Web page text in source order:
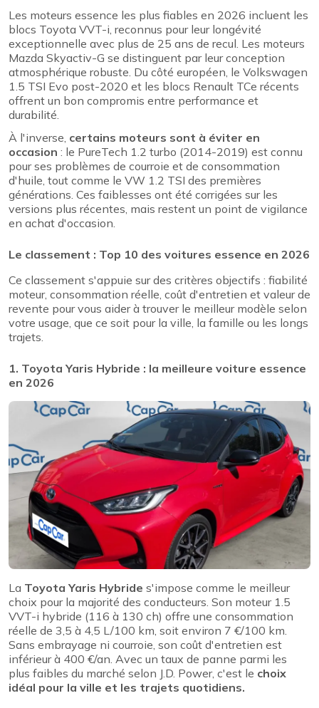
Les moteurs essence les plus fiables en 2026 incluent les
blocs Toyota VVT-i, reconnus pour leur longévité
exceptionnelle avec plus de 25 ans de recul. Les moteurs
Mazda Skyactiv-G se distinguent par leur conception
atmosphérique robuste. Du côté européen, le Volkswagen
1.5 TSI Evo post-2020 et les blocs Renault TCe récents
offrent un bon compromis entre performance et
durabilité.
À l'inverse, certains moteurs sont à éviter en
occasion : le PureTech 1.2 turbo (2014-2019) est connu
pour ses problèmes de courroie et de consommation
d'huile, tout comme le VW 1.2 TSI des premières
générations. Ces faiblesses ont été corrigées sur les
versions plus récentes, mais restent un point de vigilance
en achat d'occasion.
Le classement : Top 10 des voitures essence en 2026
Ce classement s'appuie sur des critères objectifs : fiabilité
moteur, consommation réelle, coût d'entretien et valeur de
revente pour vous aider à trouver le meilleur modèle selon
votre usage, que ce soit pour la ville, la famille ou les longs
trajets.
1. Toyota Yaris Hybride : la meilleure voiture essence
en 2026
La Toyota Yaris Hybride s'impose comme le meilleur
choix pour la majorité des conducteurs. Son moteur 1.5
VVT-i hybride (116 à 130 ch) offre une consommation
réelle de 3,5 à 4,5 L/100 km, soit environ 7 €/100 km.
Sans embrayage ni courroie, son coût d'entretien est
inférieur à 400 €/an. Avec un taux de panne parmi les
plus faibles du marché selon J.D. Power, c'est le choix
idéal pour la ville et les trajets quotidiens.